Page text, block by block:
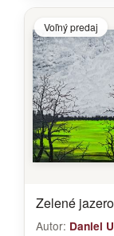
Voľný predaj
Zelené
Autor: Daniel